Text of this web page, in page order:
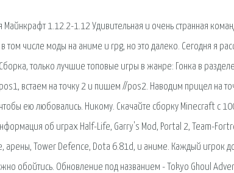
Майнкрафт 1.12.2-1.12 Удивительная и очень странная
числе моды на аниме и rpg, но это далеко. Сегодня я
только лучшие топовые игры в жанре: Гонка в
встаем на точку 2 и пишем //pos2. Наводим прицел на
чтобы ею любовались. Никому. Скачайте сборку Minecraft с
об играх Half-Life, Garry's Mod, Portal 2, Team-
арены, Tower Defence, Dota 6.81d, и аниме. Каждый игрок
обойтись. Обновление под названием - Tokyo Ghoul